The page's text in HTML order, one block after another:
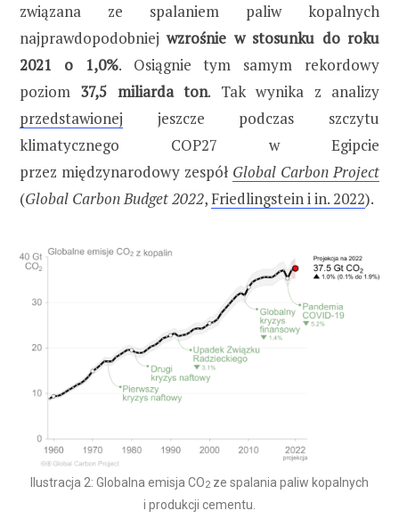
związana ze spalaniem paliw kopalnych
najprawdopodobniejwzrośnie w stosunku do roku
2021 o 1,0%. Osiągnie tym samym rekordowy
poziom 37,5 miliarda ton. Tak wynika z analizy
przedstawionej jeszcze podczas szczytu
klimatycznego COP27 w Egipcie
przez międzynarodowy zespół Global Carbon Project
(Global Carbon Budget 2022, Friedlingstein i in. 2022).
Ilustracja 2: Globalna emisja CO2 ze spalania paliw kopalnych
i produkcji cementu.